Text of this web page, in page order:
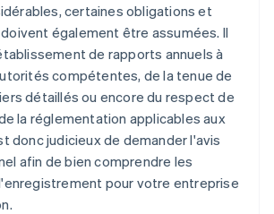
certaines obligations et
également être assumées. Il
de rapports annuels à
compétentes, de la tenue de
détaillés ou encore du respect de
la réglementation applicables aux
donc judicieux de demander l'avis
afin de bien comprendre les
pour votre entreprise